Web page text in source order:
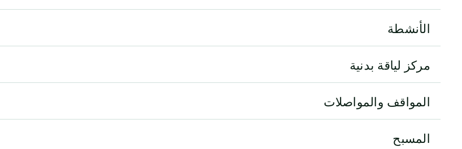
الأنشطة
مركز لياقة بدنية
المواقف والمواصلات
المسبح